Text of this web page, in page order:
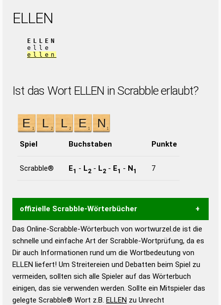
ELLEN
ELLEN
elle
ellen
Ist das Wort ELLEN in Scrabble erlaubt?
Spiel Buchstaben Punkte
Scrabble® E1 - L2 - L2 - E1 - N1 7
offizielle Scrabble-Wörterbücher
Wortwurzel liefert mit Hilfe eines semantischen
Wortanalyse-Algorithmus gute Anhaltspunkte zu
Wortbedeutung, Worttrennung und Wortform, um die
Gültigkeit eines Wortes für das Scrabble-Spiel zu
bestimmen!
zugelassene Turnier Scrabble-
Wörterbücher sind:
Das Online-Scrabble-Wörterbuch von wortwurzel.de ist die
schnelle und einfache Art der Scrabble-Wortprüfung, da es
Dir auch Informationen rund um die Wortbedeutung von
ELLEN liefert! Um Streitereien und Debatten beim Spiel zu
vermeiden, sollten sich alle Spieler auf das Wörterbuch
einigen, das sie verwenden werden. Sollte ein Mitspieler das
gelegte Scrabble® Wort z.B. ELLEN zu Unrecht